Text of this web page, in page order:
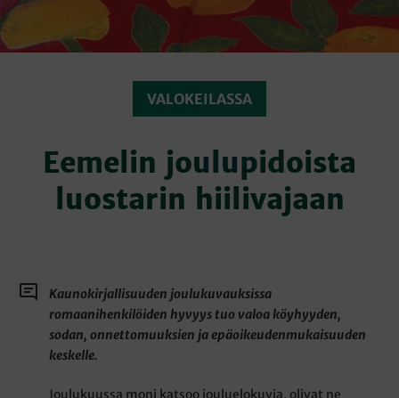
VALOKEILASSA
Eemelin joulupidoista
luostarin hiilivajaan
Kaunokirjallisuuden joulukuvauksissa
romaanihenkilöiden hyvyys tuo valoa köyhyyden,
sodan, onnettomuuksien ja epäoikeudenmukaisuuden
keskelle.
Joulukuussa moni katsoo jouluelokuvia, olivat ne